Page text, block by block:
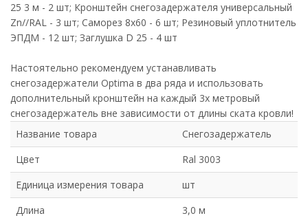
25 3 м - 2 шт; Кронштейн снегозадержателя универсальный
Zn//RAL - 3 шт; Саморез 8х60 - 6 шт; Резиновый уплотнитель
ЭПДМ - 12 шт; Заглушка D 25 - 4 шт
Настоятельно рекомендуем устанавливать
снегозадержатели Optima в два ряда и использовать
дополнительный кронштейн на каждый 3х метровый
снегозадержатель вне зависимости от длины ската кровли!
Название товара
Снегозадержатель
Цвет
Ral 3003
Единица измерения товара
шт
Длина
3,0 м